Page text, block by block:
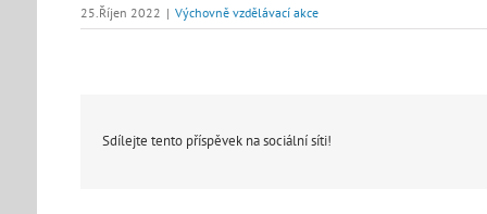
25.Říjen 2022 | Výchovně vzdělávací akce
Sdílejte tento příspěvek na sociální síti!